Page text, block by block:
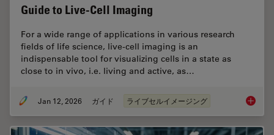
Guide to Live-Cell Imaging
For a wide range of applications in various research
fields of life science, live-cell imaging is an
indispensable tool for visualizing cells in a state as
close to in vivo, i.e. living and active, as…
Jan 12, 2026 ガイド ライブセルイメージング Guide